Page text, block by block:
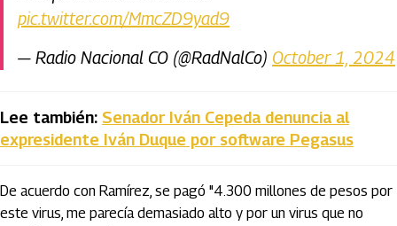
pic.twitter.com/MmcZD9yad9
— Radio Nacional CO (@RadNalCo) October 1, 2024
Lee también: Senador Iván Cepeda denuncia al
expresidente Iván Duque por software Pegasus
De acuerdo con Ramírez, se pagó "4.300 millones de pesos por
este virus, me parecía demasiado alto y por un virus que no